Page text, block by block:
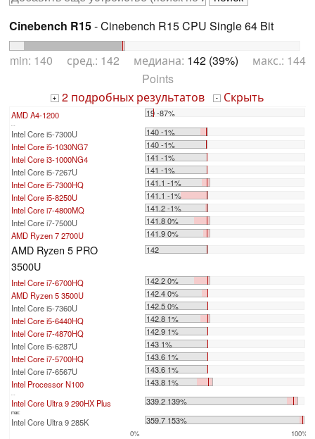
Cinebench R15- Cinebench R15 CPU Single 64 Bit
min: 140 сред.: 142 медиана: 142 (39%) макс.: 144
Points
+ 2 подробных результатов - Скрыть
AMD A4-1200 19 -87%
...
Intel Core i5-7300U
140 -1%
Intel Core i5-1030NG7
140 -1%
Intel Core i3-1000NG4
141 -1%
Intel Core i5-7267U
141 -1%
Intel Core i5-7300HQ
141.1 -1%
Intel Core i5-8250U
141.1 -1%
Intel Core i7-4800MQ
141.2 -1%
Intel Core i7-7500U
141.8 0%
AMD Ryzen 7 2700U
141.9 0%
AMD Ryzen 5 PRO
3500U
142
Intel Core i7-6700HQ
142.2 0%
AMD Ryzen 5 3500U
142.4 0%
Intel Core i5-7360U
142.5 0%
Intel Core i5-6440HQ
142.8 1%
Intel Core i7-4870HQ
142.9 1%
Intel Core i5-6287U
143 1%
Intel Core i7-5700HQ
143.6 1%
Intel Core i7-6567U
143.6 1%
Intel Processor N100
143.8 1%
...
Intel Core Ultra 9 290HX Plus 339.2 139%
max:
Intel Core Ultra 9 285K 359.7 153%
0% 100%